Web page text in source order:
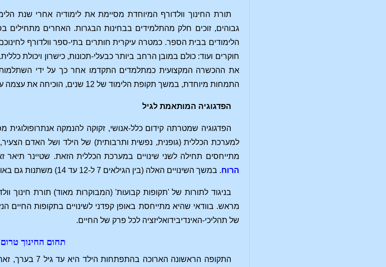
גבוהים, זוכים חלק מהתלמידים בבחינות הבגרות. האחרים
הלימודים בבית הספר. כמטרה עיקרית חותרים בתי-ספר וולדורף
חוקרים ועוד: כולם במובן הרחב ביותר כבעלי-תכונות, כישרון ויכולת
את ההכשרה המקצועית כמתלמדים התקדמו אחר כך על ידי
התמחות מיוחדת, במשך תקופת הלימוד של 12 שנים, הוכיחה את עצמה על ידי גמישות חזקה בתפקידים מקצועיים ושל השאיפה להרחבת ההשכלה.
הפדגוגיה המותאמת לגיל
הפדגוגיה שמטרתה קידום כלל-אנושי, זקוקה להנמקה
למערכת הכללית (גופנית, נפשית ותרבותית) של הילד ושל האדם הצעיר,
מתייחסים תחילה לשני שינויים במערכת הכללית הזאת. שטיינר תיאר זאת כבר לפני 1910 בשורה של
הרוח. במשך השינויים האלה (בין הגילאים 7 ל-12 עד 14) משתנות גם באופן מכריע מאוד מידת-הנטיות בכישרון והנכונות ללמוד.
בניגוד לתורות של 'תקופות קבועות' (המבוקרות מאוד) תורת חינוך
מראש. בוודאי שהיא מתייחסת באופן קפדני לשינויים בתקופות החיים
של תהליכי-האינדיבידואליזציה לכל פרק של החיים.
תחום החינוך
התקופה